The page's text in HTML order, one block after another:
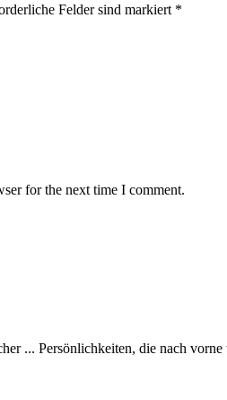
Felder sind markiert *
for the next time I comment.
... Persönlichkeiten, die nach